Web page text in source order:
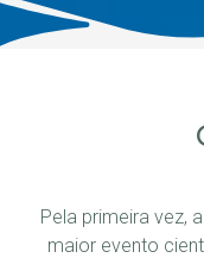
Pela primeira vez,
maior evento